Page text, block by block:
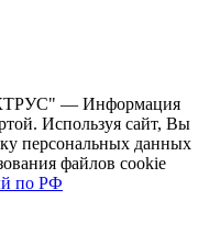
— Информация
Используя сайт, Вы
персональных данных
файлов cookie
по РФ